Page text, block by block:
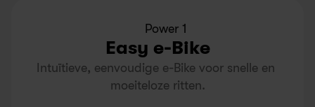
Power 1
Easy e-Bike
Intuïtieve, eenvoudige e-Bike voor snelle en
moeiteloze ritten.